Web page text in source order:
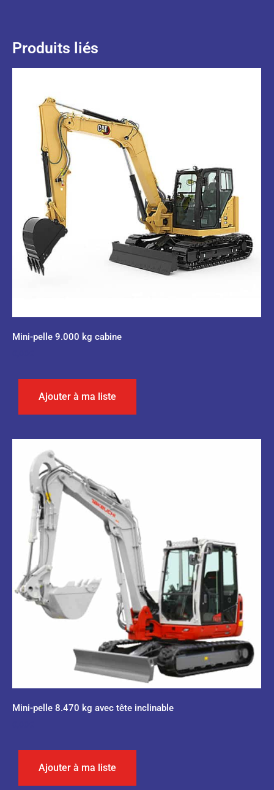
Produits liés
Mini-pelle 9.000 kg cabine
Ajouter à ma liste
Mini-pelle 8.470 kg avec tête inclinable
Ajouter à ma liste